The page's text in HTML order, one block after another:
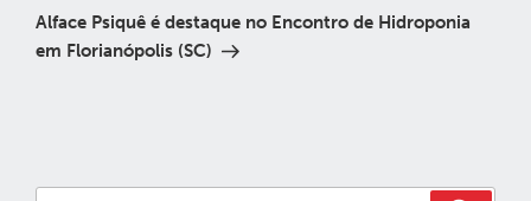
post
Alface Psiquê é destaque no Encontro de Hidroponia
em Florianópolis (SC)